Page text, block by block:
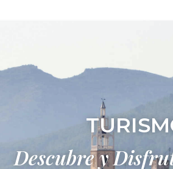
Descubre y